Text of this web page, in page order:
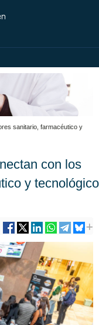
sanitario, farmacéutico y
con los
y tecnológico